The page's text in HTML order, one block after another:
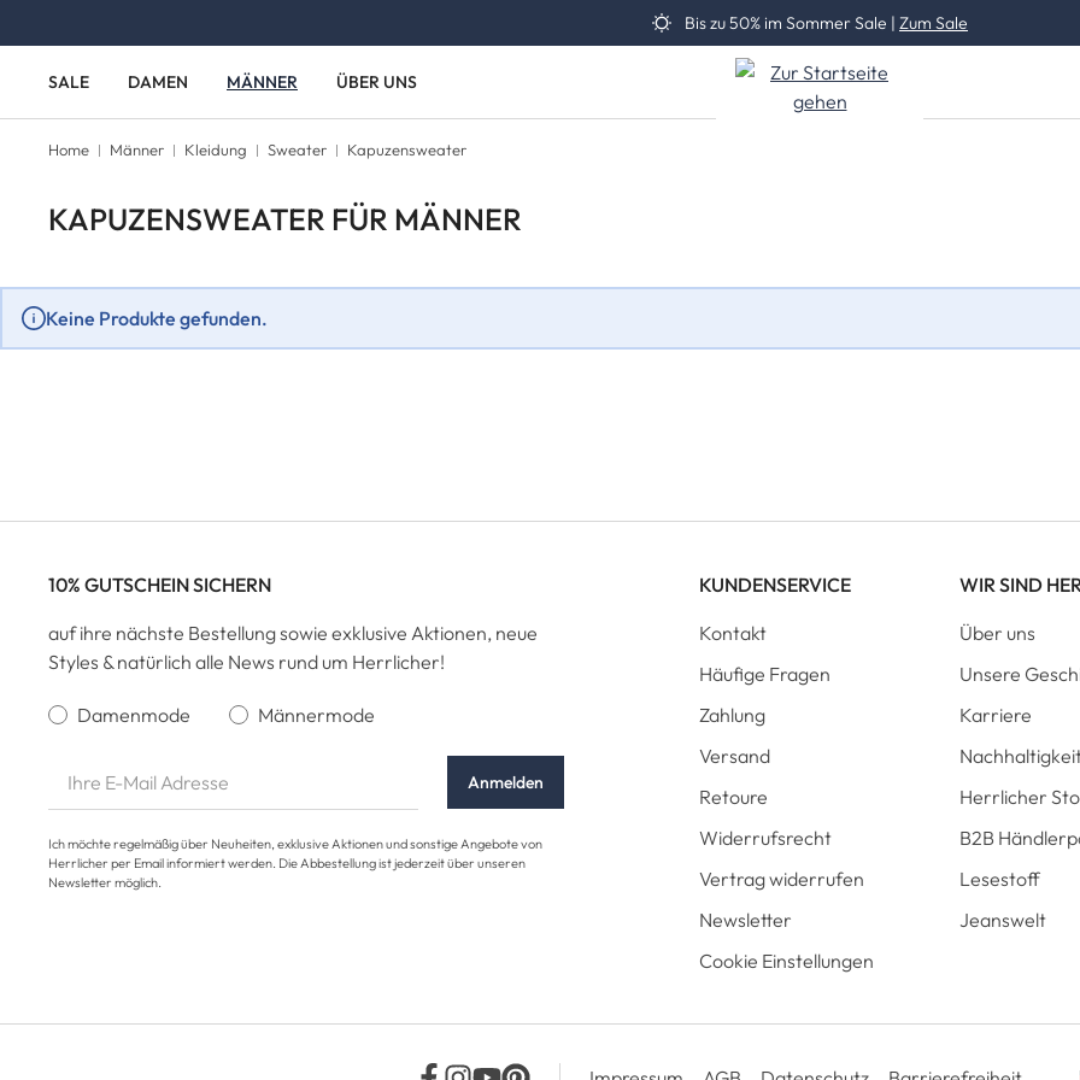
Bis zu 50% im Sommer Sale | Zum Sale
SALE DAMEN MÄNNER ÜBER UNS
Home Männer Kleidung Sweater Kapuzensweater
KAPUZENSWEATER FÜR MÄNNER
Keine Produkte gefunden.
10% GUTSCHEIN SICHERN
auf ihre nächste Bestellung sowie exklusive Aktionen, neue
Styles & natürlich alle News rund um Herrlicher!
Damenmode Männermode
Anmelden
Ich möchte regelmäßig über Neuheiten, exklusive Aktionen und sonstige Angebote von
Herrlicher per Email informiert werden. Die Abbestellung ist jederzeit über unseren
Newsletter möglich.
KUNDENSERVICE
Kontakt
Häufige Fragen
Zahlung
Versand
Retoure
Widerrufsrecht
Vertrag widerrufen
Newsletter
Cookie Einstellungen
WIR SIND
Über uns
Unsere
Karriere
Herrlicher
B2B
Lesestoff
Jeanswelt